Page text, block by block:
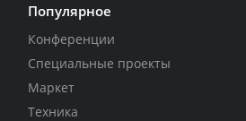
Популярное
Конференции
Специальные проекты
Маркет
Техника